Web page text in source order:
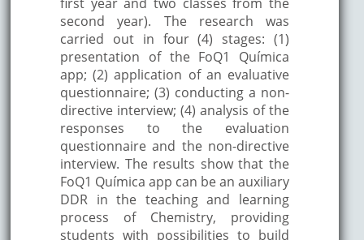
second year). The research was
carried out in four (4) stages: (1)
presentation of the FoQ1 Química
app; (2) application of an evaluative
questionnaire; (3) conducting a non-
directive interview; (4) analysis of the
responses to the evaluation
questionnaire and the non-directive
interview. The results show that the
FoQ1 Química app can be an auxiliary
DDR in the teaching and learning
process of Chemistry, providing
students with possibilities to build